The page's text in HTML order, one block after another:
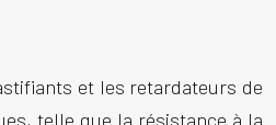
et les retardateurs de
telle que la résistance à la